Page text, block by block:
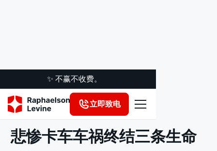
✨ 不赢不收费。
立即致电
法律洞察
悲惨卡车车祸终结三条生命